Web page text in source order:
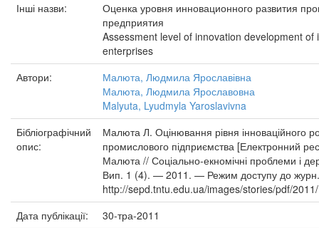
Інші назви:
Оценка уровня инновационного развития
предприятия
Assessment level of innovation development of
enterprises
Автори:
Малюта, Людмила Ярославівна
Малюта, Людмила Ярославовна
Malyuta, Lyudmyla Yaroslavivna
Бібліографічний
опис:
Малюта Л. Оцінювання рівня інноваційного
промислового підприємства [Електронний
Малюта // Соціально-екномічні проблеми і
Вип. 1 (4). — 2011. — Режим доступу до
http://sepd.tntu.edu.ua/images/stories/pdf/
Дата публікації:
30-тра-2011